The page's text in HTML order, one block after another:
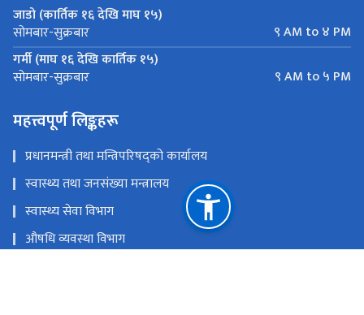
जाडो (कार्तिक १६ देखि माघ १५)
सोमबार-सुक्रबार
९ AM to ४ PM
गर्मी (माघ १६ देखि कार्तिक १५)
सोमबार-सुक्रबार ९ AM to ५ PM
महत्त्वपूर्ण लिङ्कहरू
प्रधानमन्त्री तथा मन्त्रिपरिषद्को कार्यालय
स्वास्थ्य तथा जनसंख्या मन्त्रालय
स्वास्थ्य सेवा विभाग
औषधि व्यवस्था विभाग